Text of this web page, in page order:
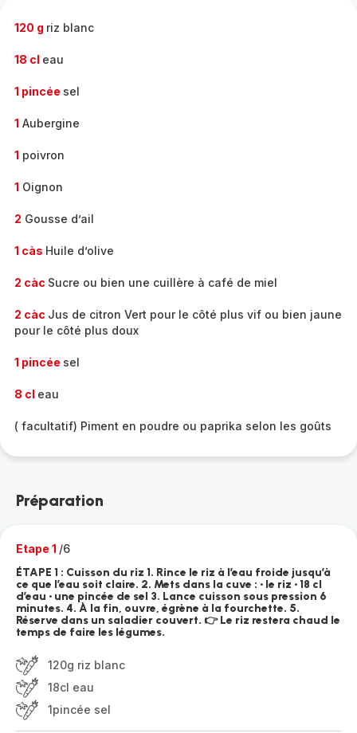
120 g riz blanc
18 cl eau
1 pincée sel
1 Aubergine
1 poivron
1 Oignon
2 Gousse d’ail
1 càs Huile d’olive
2 càc Sucre ou bien une cuillère à café de miel
2 càc Jus de citron Vert pour le côté plus vif ou bien jaune
pour le côté plus doux
1 pincée sel
8 cl eau
( facultatif) Piment en poudre ou paprika selon les goûts
Préparation
Etape 1 /6
ÉTAPE 1 : Cuisson du riz 1. Rince le riz à l’eau froide jusqu’à
ce que l’eau soit claire. 2. Mets dans la cuve : • le riz • 18 cl
d’eau • une pincée de sel 3. Lance cuisson sous pression 6
minutes. 4. À la fin, ouvre, égrène à la fourchette. 5.
Réserve dans un saladier couvert. 👉 Le riz restera chaud le
temps de faire les légumes.
120g riz blanc
18cl eau
1pincée sel